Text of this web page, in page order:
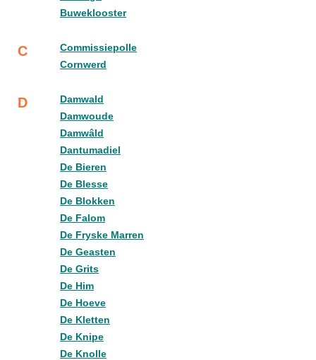
Buweklooster
C
Commissiepolle
Cornwerd
D
Damwald
Damwoude
Damwâld
Dantumadiel
De Bieren
De Blesse
De Blokken
De Falom
De Fryske Marren
De Geasten
De Grits
De Him
De Hoeve
De Kletten
De Knipe
De Knolle